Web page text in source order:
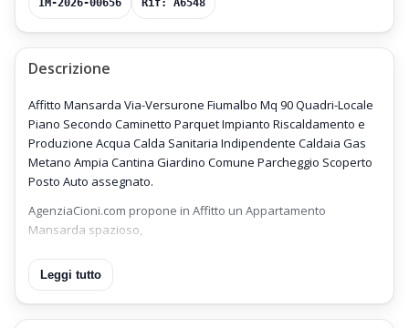
IM-2026-00656 Rif: A6548
Descrizione
Affitto Mansarda Via-Versurone Fiumalbo Mq 90 Quadri-Locale
Piano Secondo Caminetto Parquet Impianto Riscaldamento e
Produzione Acqua Calda Sanitaria Indipendente Caldaia Gas
Metano Ampia Cantina Giardino Comune Parcheggio Scoperto
Posto Auto assegnato.
AgenziaCioni.com propone in Affitto un Appartamento
Mansarda spazioso,
recentemente ristrutturato,
ubicato al Piano Secondo di una Elegante Palazzina,
posto in Via Versurone a circa 500 metri dal Centro del Paese di
Leggi tutto